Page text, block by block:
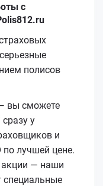
с
полисов
вы сможете
у
и
лучшей цене.
— наши
специальные